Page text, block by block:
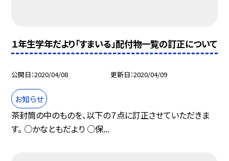
１年生学年だより「すまいる」配付物一覧の訂正について
公開日 2020/04/08 更新日 2020/04/09
お知らせ
茶封筒の中のものを、以下の７点に訂正させていただきま
す。 ○かなともだより ○保...